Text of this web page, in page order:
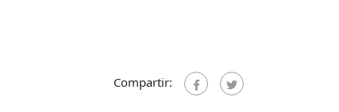
Compartir: